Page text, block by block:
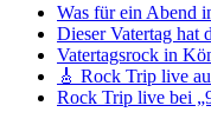
Was für ein Abend
Dieser Vatertag hat
Vatertagsrock in
🎸 Rock Trip live
Rock Trip live bei